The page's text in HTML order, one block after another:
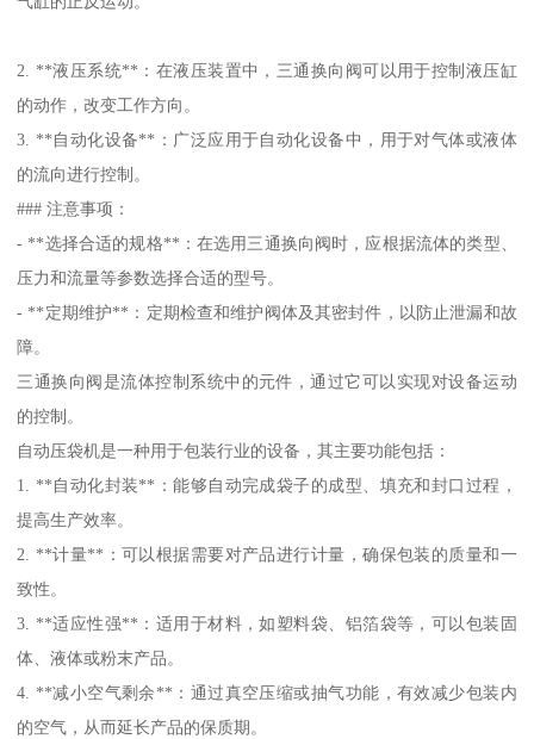
2. **液压系统**：在液压装置中，三通换向阀可以用于控制液压缸
的动作，改变工作方向。
3. **自动化设备**：广泛应用于自动化设备中，用于对气体或液体
的流向进行控制。
### 注意事项：
- **选择合适的规格**：在选用三通换向阀时，应根据流体的类型、
压力和流量等参数选择合适的型号。
- **定期维护**：定期检查和维护阀体及其密封件，以防止泄漏和故
障。
三通换向阀是流体控制系统中的元件，通过它可以实现对设备运动
的控制。
自动压袋机是一种用于包装行业的设备，其主要功能包括：
1. **自动化封装**：能够自动完成袋子的成型、填充和封口过程，
提高生产效率。
2. **计量**：可以根据需要对产品进行计量，确保包装的质量和一
致性。
3. **适应性强**：适用于材料，如塑料袋、铝箔袋等，可以包装固
体、液体或粉末产品。
4. **减小空气剩余**：通过真空压缩或抽气功能，有效减少包装内
的空气，从而延长产品的保质期。